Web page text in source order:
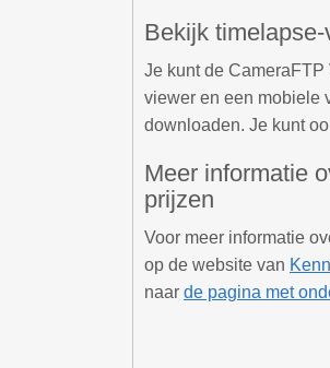
Bekijk
Je kunt de
viewer en een mobiele
downloaden. Je kunt
Meer informatie
prijzen
Voor meer informatie
op de website van
naar de pagina met